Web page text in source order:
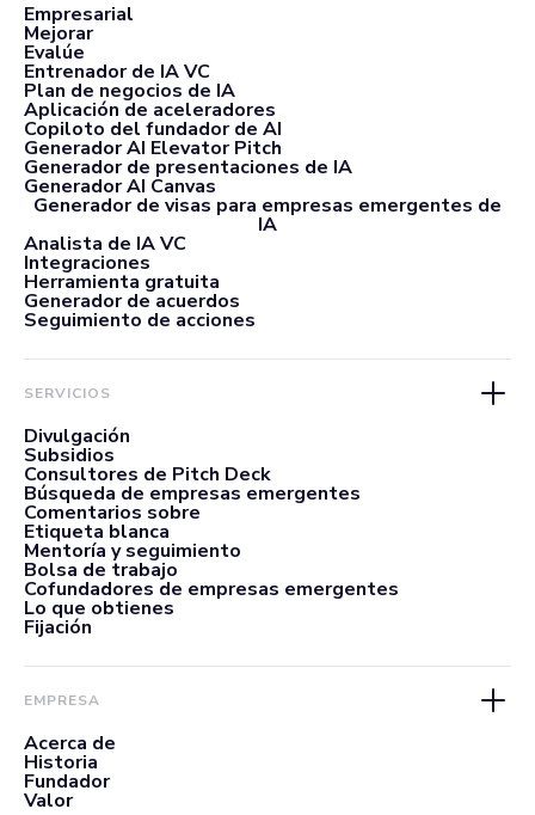
Empresarial
Mejorar
Evalúe
Entrenador de IA VC
Plan de negocios de IA
Aplicación de aceleradores
Copiloto del fundador de AI
Generador AI Elevator Pitch
Generador de presentaciones de IA
Generador AI Canvas
Generador de visas para empresas emergentes de
IA
Analista de IA VC
Integraciones
Herramienta gratuita
Generador de acuerdos
Seguimiento de acciones
SERVICIOS
Divulgación
Subsidios
Consultores de Pitch Deck
Búsqueda de empresas emergentes
Comentarios sobre
Etiqueta blanca
Mentoría y seguimiento
Bolsa de trabajo
Cofundadores de empresas emergentes
Lo que obtienes
Fijación
EMPRESA
Acerca de
Historia
Fundador
Valor